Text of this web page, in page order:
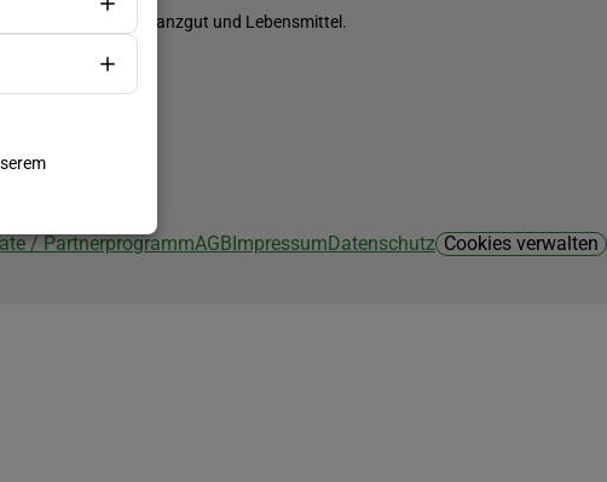
Bereich Saatgut, Pflanzgut und Lebensmittel.
/ PartnerprogrammAGBImpressumDatenschutz Cookies verwalten